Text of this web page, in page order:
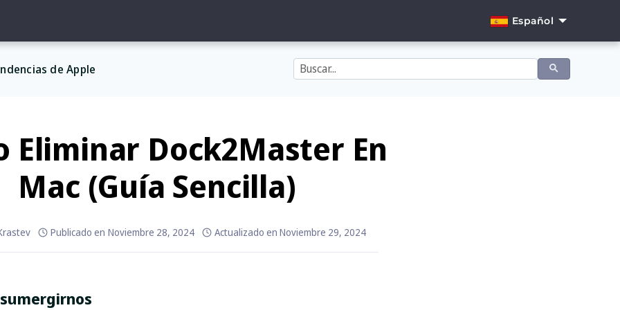
Español
English
de Apple
Eliminar Dock2Master En
Mac (Guía Sencilla)
Publicado en Noviembre 28, 2024 Actualizado en Noviembre 29, 2024